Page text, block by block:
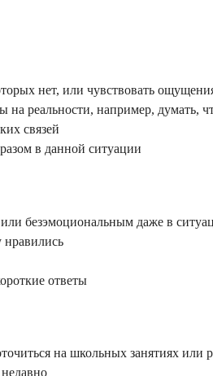
нет, или чувствовать
реальности, например, думать,
связей
в данной ситуации
безэмоциональным даже в
нравились
ответы
на школьных занятиях или